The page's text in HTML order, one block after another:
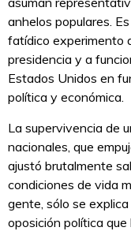
anhelos populares.
fatídico experimento
presidencia y a
Estados Unidos en
política y económica.
La supervivencia de
nacionales, que
ajustó brutalmente
condiciones de vida
gente, sólo se
oposición política